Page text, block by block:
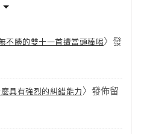
不勝的雙十一首遭當頭棒喝〉發
具有強烈的糾錯能力 〉發佈留